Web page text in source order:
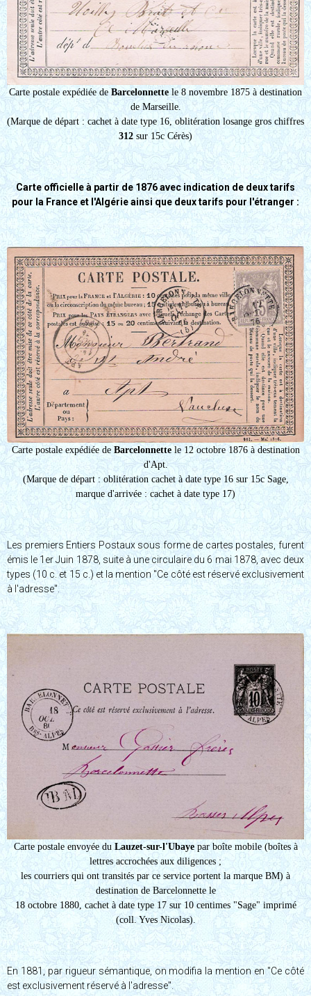
Carte postale expédiée de Barcelonnette le 8 novembre 1875 à destination
de Marseille.
(Marque de départ : cachet à date type 16, oblitération losange gros chiffres
312 sur 15c Cérès)
Carte officielle à partir de 1876 avec indication de deux tarifs
pour la France et l'Algérie ainsi que deux tarifs pour l'étranger :
Carte postale expédiée de Barcelonnettele 12 octobre 1876 à destination
d'Apt.
(Marque de départ : oblitération cachet à date type 16 sur 15c Sage,
marque d'arrivée : cachet à date type 17)
Les premiers Entiers Postaux sous forme de cartes postales, furent
émis le 1er Juin 1878, suite à une circulaire du 6 mai 1878, avec deux
types (10 c. et 15 c.) et la mention "Ce côté est réservé exclusivement
à l'adresse".
Carte postale envoyée duLauzet-sur-l'Ubayepar boîte mobile (boîtes à
lettres accrochées aux diligences ;
les courriers qui ont transités par ce service portent la marque BM) à
destination de Barcelonnette le
18 octobre 1880, cachet à date type 17 sur 10 centimes "Sage" imprimé
(coll. Yves Nicolas).
En 1881, par rigueur sémantique, on modifia la mention en "Ce côté
est exclusivement réservé à l'adresse".